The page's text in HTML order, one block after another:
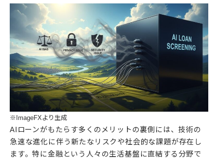
※ImageFXより生成
AIローンがもたらす多くのメリットの裏側には、技術の
急速な進化に伴う新たなリスクや社会的な課題が存在し
ます。特に金融という人々の生活基盤に直結する分野で